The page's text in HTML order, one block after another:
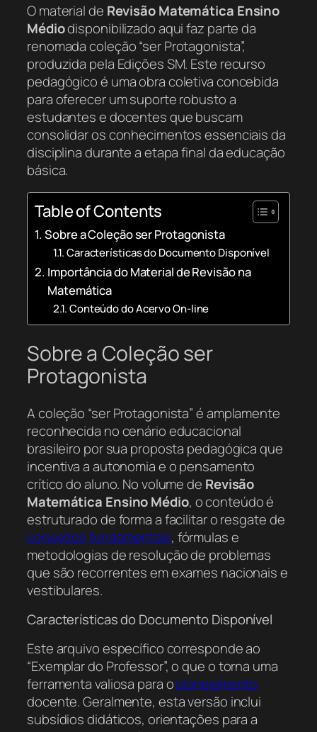
O material de Revisão Matemática Ensino
Médiodisponibilizado aqui faz parte da
renomada coleção “ser Protagonista”,
produzida pela Edições SM. Este recurso
pedagógico é uma obra coletiva concebida
para oferecer um suporte robusto a
estudantes e docentes que buscam
consolidar os conhecimentos essenciais da
disciplina durante a etapa final da educação
básica.
Table of Contents
Sobre a Coleção ser Protagonista
Características do Documento Disponível
Importância do Material de Revisão na
Matemática
Conteúdo do Acervo On-line
Sobre a Coleção ser
Protagonista
A coleção “ser Protagonista” é amplamente
reconhecida no cenário educacional
brasileiro por sua proposta pedagógica que
incentiva a autonomia e o pensamento
crítico do aluno. No volume de Revisão
Matemática Ensino Médio, o conteúdo é
estruturado de forma a facilitar o resgate de
conceitosfundamentais, fórmulas e
metodologias de resolução de problemas
que são recorrentes em exames nacionais e
vestibulares.
Características do Documento Disponível
Este arquivo específico corresponde ao
“Exemplar do Professor”, o que o torna uma
ferramenta valiosa para oplanejamento
docente. Geralmente, esta versão inclui
subsídios didáticos, orientações para a